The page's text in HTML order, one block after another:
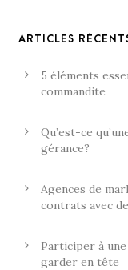
ARTICLES
5 éléments
commandite
Qu’est-ce
gérance?
Agences de
contrats avec
Participer à
garder en tête